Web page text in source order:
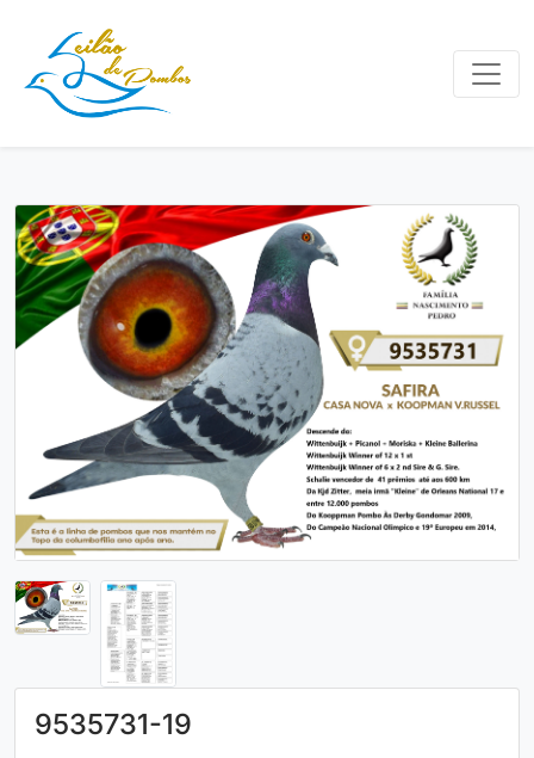
9535731-19